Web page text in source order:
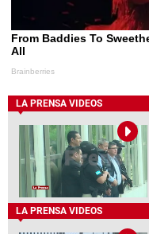
LA PRENSA VIDEOS
LA PRENSA VIDEOS